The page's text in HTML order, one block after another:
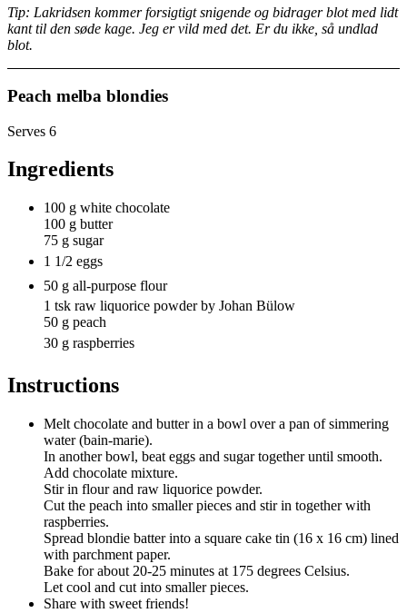
Tip: Lakridsen kommer forsigtigt snigende og bidrager blot med lidt
kant til den søde kage. Jeg er vild med det. Er du ikke, så undlad
blot.
Peach melba blondies
Serves 6
Ingredients
100 g white chocolate
100 g butter
75 g sugar
1 1/2 eggs
50 g all-purpose flour
1 tsk raw liquorice powder by Johan Bülow
50 g peach
30 g raspberries
Instructions
Melt chocolate and butter in a bowl over a pan of simmering
water (bain-marie).
In another bowl, beat eggs and sugar together until smooth.
Add chocolate mixture.
Stir in flour and raw liquorice powder.
Cut the peach into smaller pieces and stir in together with
raspberries.
Spread blondie batter into a square cake tin (16 x 16 cm) lined
with parchment paper.
Bake for about 20-25 minutes at 175 degrees Celsius.
Let cool and cut into smaller pieces.
Share with sweet friends!